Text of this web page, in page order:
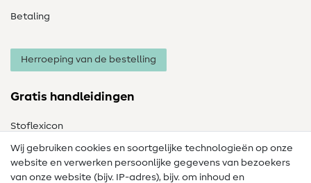
Betaling
Herroeping van de bestelling
Gratis handleidingen
Stoflexicon
Naailexicon
Gratis Naaipatronen
Wij gebruiken cookies en soortgelijke technologieën op onze
website en verwerken persoonlijke gegevens van bezoekers
van onze website (bijv. IP-adres), bijv. om inhoud en